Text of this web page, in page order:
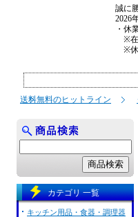
誠に
2026
・休
※在
※休
送料無料のヒットライン
カテゴリ 一覧
キッチン用品・食器・調理器